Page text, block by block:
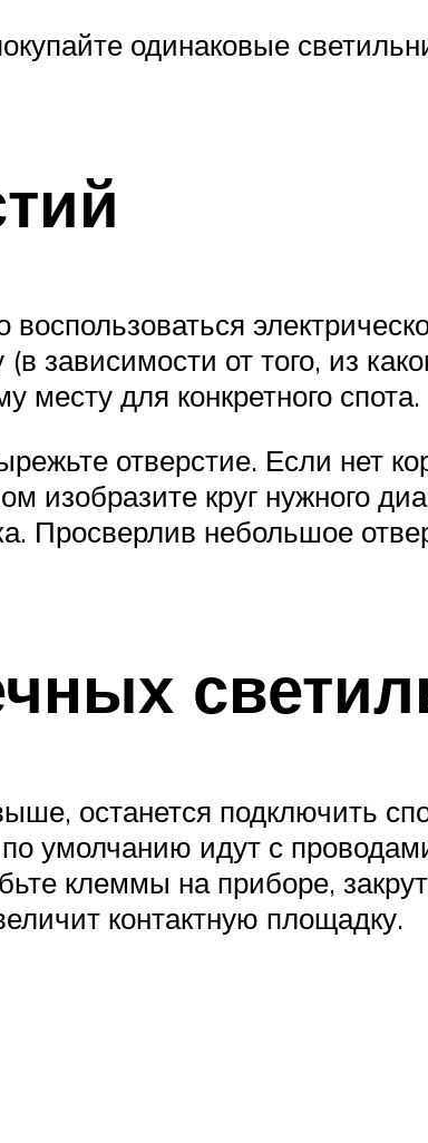
одинаковые
зависимости от того, из
месту для конкретного спота.
отверстие. Если нет
изобразите круг нужного
Просверлив небольшое
останется подключить
умолчанию идут с
клеммы на приборе,
контактную площадку.